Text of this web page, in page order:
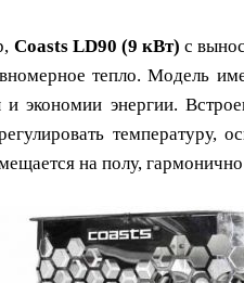
Coasts LD90 (9 кВт) с
тепло. Модель
экономии энергии.
температуру,
на полу,